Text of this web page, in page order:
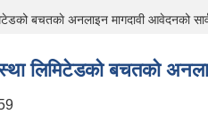
बचतकाे अनलाइन मागदावी आवेदनको
लिमिटेडको बचतकाे